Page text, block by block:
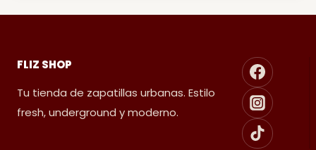
FLIZ SHOP
Tu tienda de zapatillas urbanas. Estilo
fresh, underground y moderno.